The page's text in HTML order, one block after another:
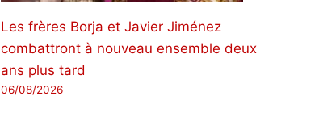
Les frères Borja et Javier Jiménez
combattront à nouveau ensemble deux
ans plus tard
06/08/2026